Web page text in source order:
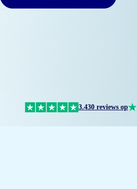
3.430 reviews op